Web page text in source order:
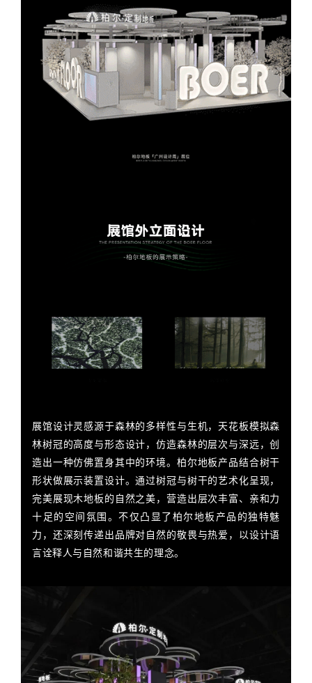
展馆设计灵感源于森林的多样性与生机，天花板模拟森
林树冠的高度与形态设计，仿造森林的层次与深远，创
造出一种仿佛置身其中的环境。柏尔地板产品结合树干
形状做展示装置设计。通过树冠与树干的艺术化呈现，
完美展现木地板的自然之美，营造出层次丰富、亲和力
十足的空间氛围。不仅凸显了柏尔地板产品的独特魅
力，还深刻传递出品牌对自然的敬畏与热爱，以设计语
言诠释人与自然和谐共生的理念。